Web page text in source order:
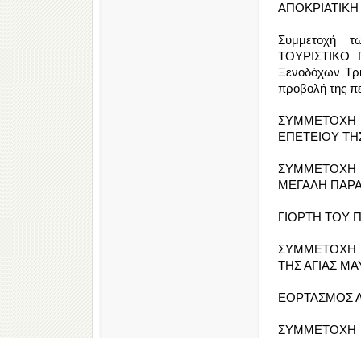
ΑΠΟΚΡΙΑΤΙΚΗ
Συμμετοχή
ΤΟΥΡΙΣΤΙΚΟ
Ξενοδόχων
προβολή της
ΣΥΜΜΕΤΟΧΗ
ΕΠΕΤΕΙΟΥ
ΣΥΜΜΕΤΟΧΗ
ΜΕΓΑΛΗ
ΓΙΟΡΤΗ ΤΟΥ
ΣΥΜΜΕΤΟΧΗ
ΤΗΣ ΑΓΙΑΣ
ΕΟΡΤΑΣΜΟΣ
ΣΥΜΜΕΤΟΧΗ